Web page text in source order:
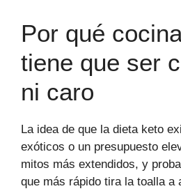
Por qué
tiene que ser
ni caro
La idea de que la dieta keto
exóticos o un presupuesto
mitos más extendidos, y
que más rápido tira la toalla a